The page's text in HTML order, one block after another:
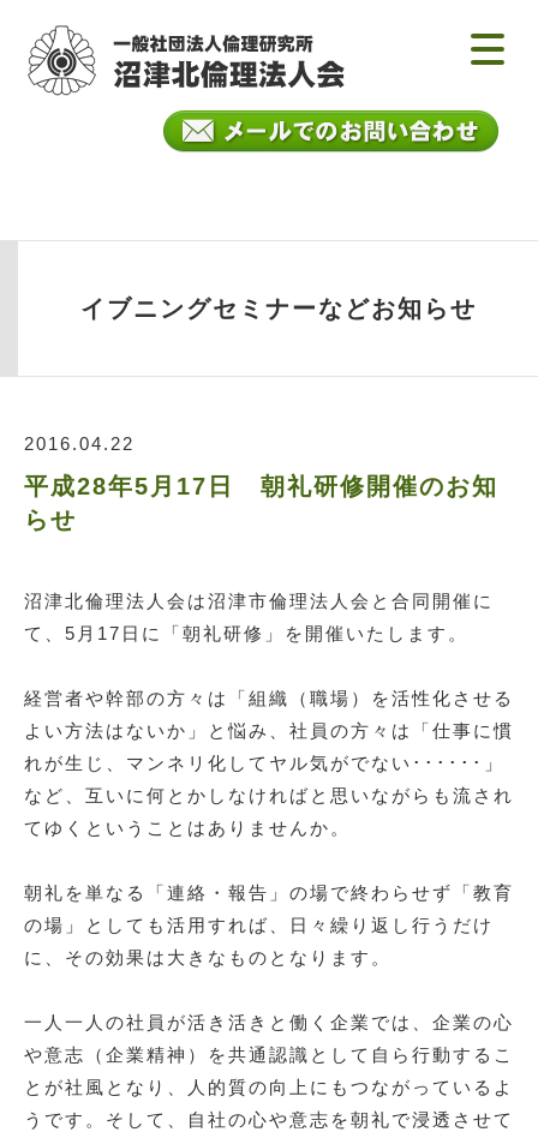
イブニングセミナーなどお知らせ
2016.04.22
平成28年5月17日 朝礼研修開催のお知
らせ
沼津北倫理法人会は沼津市倫理法人会と合同開催に
て、5月17日に「朝礼研修」を開催いたします。
経営者や幹部の方々は「組織（職場）を活性化させる
よい方法はないか」と悩み、社員の方々は「仕事に慣
れが生じ、マンネリ化してヤル気がでない･･････」
など、互いに何とかしなければと思いながらも流され
てゆくということはありませんか。
朝礼を単なる「連絡・報告」の場で終わらせず「教育
の場」としても活用すれば、日々繰り返し行うだけ
に、その効果は大きなものとなります。
一人一人の社員が活き活きと働く企業では、企業の心
や意志（企業精神）を共通認識として自ら行動するこ
とが社風となり、人的質の向上にもつながっているよ
うです。そして、自社の心や意志を朝礼で浸透させて